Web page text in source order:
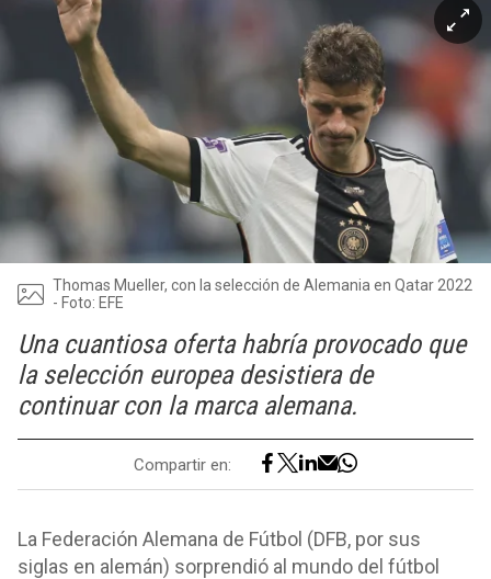
Thomas Mueller, con la selección de Alemania en Qatar 2022
- Foto: EFE
Una cuantiosa oferta habría provocado que
la selección europea desistiera de
continuar con la marca alemana.
Compartir en:
La Federación Alemana de Fútbol (DFB, por sus
siglas en alemán) sorprendió al mundo del fútbol